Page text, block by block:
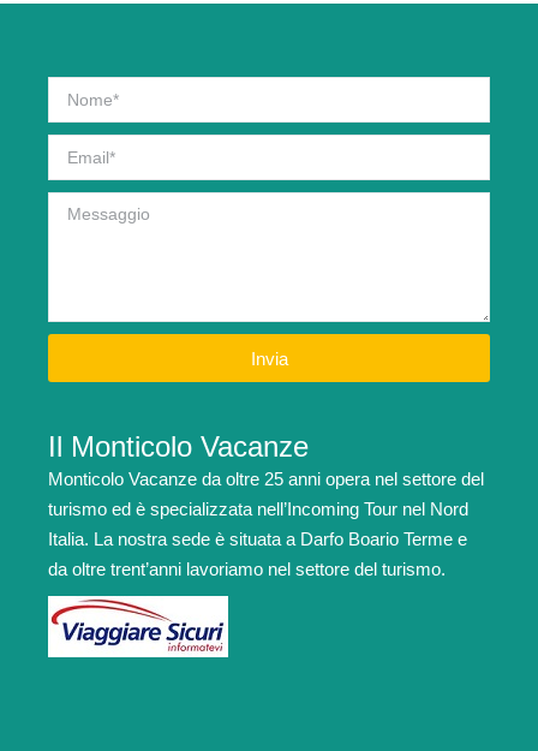
Invia
Il Monticolo Vacanze
Monticolo Vacanze da oltre 25 anni opera nel settore del
turismo ed è specializzata nell’Incoming Tour nel Nord
Italia. La nostra sede è situata a Darfo Boario Terme e
da oltre trent’anni lavoriamo nel settore del turismo.